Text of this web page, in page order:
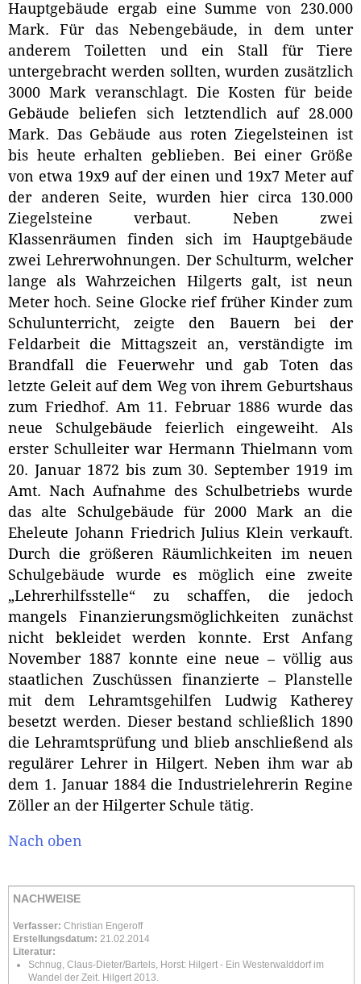
Hauptgebäude ergab eine Summe von 230.000
Mark. Für das Nebengebäude, in dem unter
anderem Toiletten und ein Stall für Tiere
untergebracht werden sollten, wurden zusätzlich
3000 Mark veranschlagt. Die Kosten für beide
Gebäude beliefen sich letztendlich auf 28.000
Mark. Das Gebäude aus roten Ziegelsteinen ist
bis heute erhalten geblieben. Bei einer Größe
von etwa 19x9 auf der einen und 19x7 Meter auf
der anderen Seite, wurden hier circa 130.000
Ziegelsteine verbaut. Neben zwei
Klassenräumen finden sich im Hauptgebäude
zwei Lehrerwohnungen. Der Schulturm, welcher
lange als Wahrzeichen Hilgerts galt, ist neun
Meter hoch. Seine Glocke rief früher Kinder zum
Schulunterricht, zeigte den Bauern bei der
Feldarbeit die Mittagszeit an, verständigte im
Brandfall die Feuerwehr und gab Toten das
letzte Geleit auf dem Weg von ihrem Geburtshaus
zum Friedhof. Am 11. Februar 1886 wurde das
neue Schulgebäude feierlich eingeweiht. Als
erster Schulleiter war Hermann Thielmann vom
20. Januar 1872 bis zum 30. September 1919 im
Amt. Nach Aufnahme des Schulbetriebs wurde
das alte Schulgebäude für 2000 Mark an die
Eheleute Johann Friedrich Julius Klein verkauft.
Durch die größeren Räumlichkeiten im neuen
Schulgebäude wurde es möglich eine zweite
„Lehrerhilfsstelle“ zu schaffen, die jedoch
mangels Finanzierungsmöglichkeiten zunächst
nicht bekleidet werden konnte. Erst Anfang
November 1887 konnte eine neue – völlig aus
staatlichen Zuschüssen finanzierte – Planstelle
mit dem Lehramtsgehilfen Ludwig Katherey
besetzt werden. Dieser bestand schließlich 1890
die Lehramtsprüfung und blieb anschließend als
regulärer Lehrer in Hilgert. Neben ihm war ab
dem 1. Januar 1884 die Industrielehrerin Regine
Zöller an der Hilgerter Schule tätig.
Nach oben
NACHWEISE
Verfasser: Christian Engeroff
Erstellungsdatum: 21.02.2014
Literatur:
Schnug, Claus-Dieter/Bartels, Horst: Hilgert - Ein Westerwalddorf im
Wandel der Zeit. Hilgert 2013.